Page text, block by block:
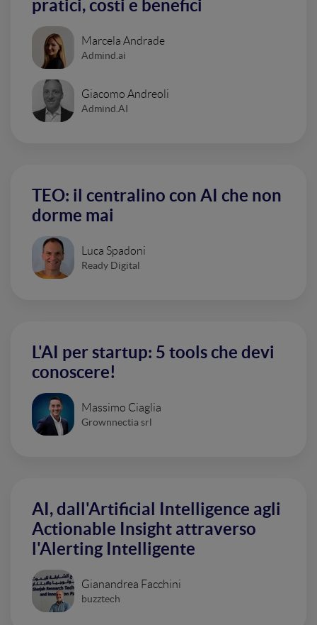
pratici, costi e benefici
Marcela Andrade
Admind.ai
Giacomo Andreoli
Admind.AI
TEO: il centralino con AI che non
dorme mai
Luca Spadoni
Ready Digital
L'AI per startup: 5 tools che devi
conoscere!
Massimo Ciaglia
Grownnectia srl
AI, dall'Artificial Intelligence agli
Actionable Insight attraverso
l'Alerting Intelligente
Gianandrea Facchini
buzztech